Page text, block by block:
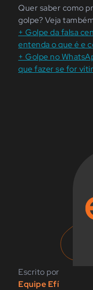
Quer saber como
golpe? Veja
+ Golpe da falsa
entenda o que é e
+ Golpe no
que fazer se for
Escrito por
Equipe Efí